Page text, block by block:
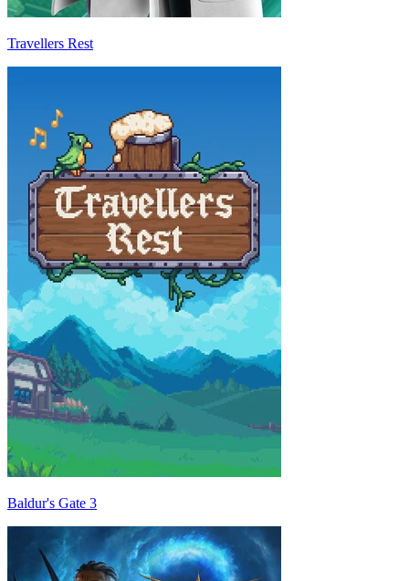
Travellers Rest
Baldur's Gate 3